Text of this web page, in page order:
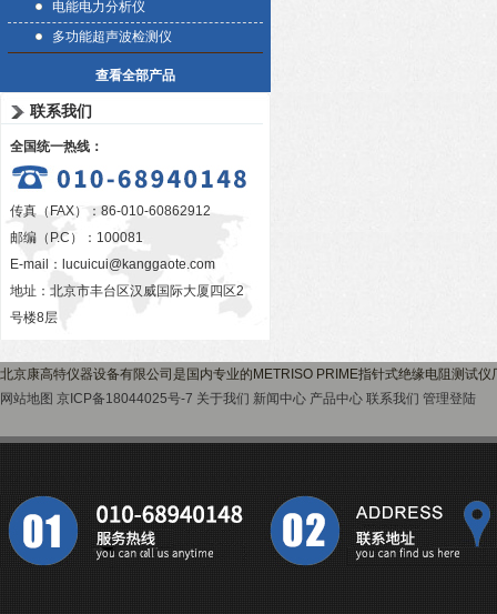
电能电力分析仪
多功能超声波检测仪
查看全部产品
联系我们
全国统一热线：
传真（FAX）：86-010-60862912
邮编（P.C）：100081
E-mail： lucuicui@kanggaote.com
地址：北京市丰台区汉威国际大厦四区2
号楼8层
北京康高特仪器设备有限公司是国内专业的METRISO PRIME指针式绝缘电阻测试
网站地图 京ICP备18044025号-7 关于我们 新闻中心 产品中心 联系我们 管理登陆